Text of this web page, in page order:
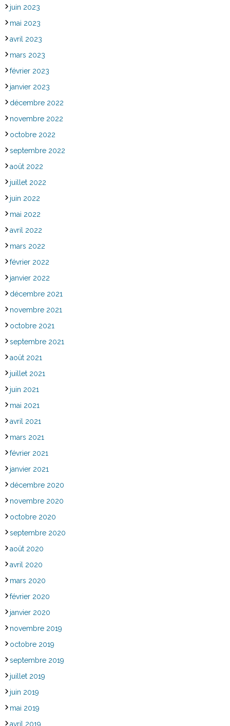
juin 2023
mai 2023
avril 2023
mars 2023
février 2023
janvier 2023
décembre 2022
novembre 2022
octobre 2022
septembre 2022
août 2022
juillet 2022
juin 2022
mai 2022
avril 2022
mars 2022
février 2022
janvier 2022
décembre 2021
novembre 2021
octobre 2021
septembre 2021
août 2021
juillet 2021
juin 2021
mai 2021
avril 2021
mars 2021
février 2021
janvier 2021
décembre 2020
novembre 2020
octobre 2020
septembre 2020
août 2020
avril 2020
mars 2020
février 2020
janvier 2020
novembre 2019
octobre 2019
septembre 2019
juillet 2019
juin 2019
mai 2019
avril 2019